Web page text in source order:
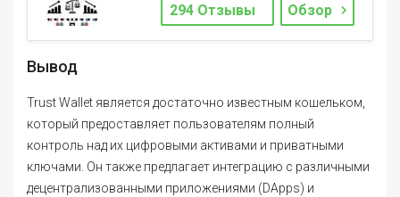
294 Отзывы Обзор
Вывод
Trust Wallet является достаточно известным кошельком,
который предоставляет пользователям полный
контроль над их цифровыми активами и приватными
ключами. Он также предлагает интеграцию с различными
децентрализованными приложениями (DApps) и